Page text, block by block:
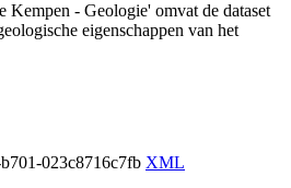
- Geologie' omvat de dataset
eigenschappen van het
023c8716c7fb XML